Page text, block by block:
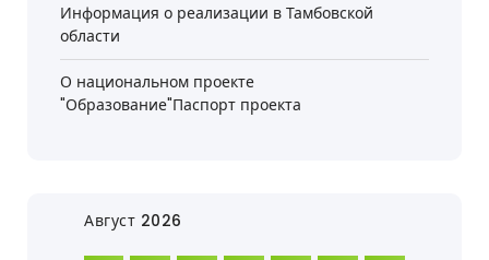
Информация о реализации в Тамбовской
области
О национальном проекте
"Образование"Паспорт проекта
Август 2026